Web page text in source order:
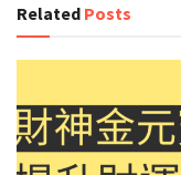
Related Posts